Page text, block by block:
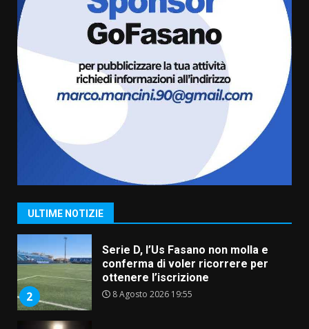
ULTIME NOTIZIE
appuntamento con “Fasano in
Banda”
7 Agosto 2026 06:05
US Fasano, Scianaro: “Profonda
amarezza per esclusione dal
campionato di calcio”
7 Agosto 2026 06:00
1
Grande successo per la “Sagra
del Pesce Spada” a Savelletri
9 Agosto 2026 07:32
2
Serie D, l’Us Fasano non molla e
conferma di voler ricorrere per
ottenere l’iscrizione
8 Agosto 2026 19:55